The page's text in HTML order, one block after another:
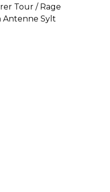
Tour / Rage
Antenne Sylt